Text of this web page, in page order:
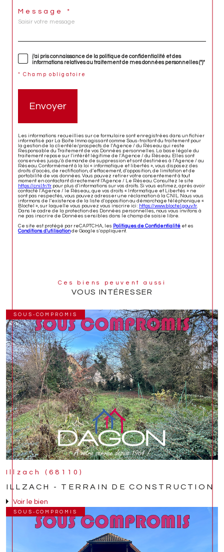
Message *
j'ai pris connaissance de la politique de confidentialité et des
informations relatives au traitement de mes données personnelles (*)*
* Champ obligatoire
Envoyer
Les informations recueillies sur ce formulaire sont enregistrées dans un fichier
informatisé par La Boite Immo agissant comme Sous-traitant du traitement pour
la gestion de la clientèle/prospects de l'Agence / du Réseau qui reste
Responsable du Traitement de vos Données personnelles. La base légale du
traitement repose sur l'intérêt légitime de l'Agence / du Réseau. Elles sont
conservées jusqu'à demande de suppression et sont destinées à l'Agence / au
Réseau. Conformément à la loi « informatique et libertés », vous disposez des
droits d’accès, de rectification, d’effacement, d’opposition, de limitation et de
portabilité de vos données. Vous pouvez retirer votre consentement à tout
moment en contactant directement l’Agence / Le Réseau. Consultez le site
https://cnil.fr/fr pour plus d’informations sur vos droits. Si vous estimez, après avoir
contacté l'Agence / le Réseau, que vos droits « Informatique et Libertés » ne
sont pas respectés, vous pouvez adresser une réclamation à la CNIL. Nous vous
informons de l’existence de la liste d'opposition au démarchage téléphonique «
Bloctel », sur laquelle vous pouvez vous inscrire ici : https://www.bloctel.gouv.fr
Dans le cadre de la protection des Données personnelles, nous vous invitons à
ne pas inscrire de Données sensibles dans le champ de saisie libre.
Ce site est protégé par reCAPTCHA, les Politiques de Confidentialité et es
Conditions d'utilisationde Google s'appliquent.
Ces biens peuvent aussi
VOUS INTÉRESSER
SOUS-COMPROMIS
Illzach (68110)
ILLZACH - TERRAIN DE CONSTRUCTION
Voir le bien
SOUS-COMPROMIS